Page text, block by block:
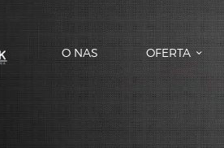
O NAS OFERTA